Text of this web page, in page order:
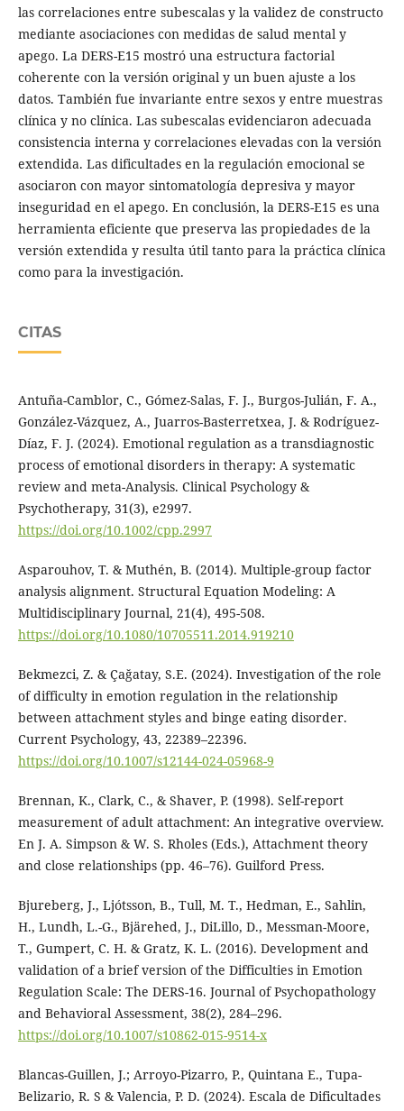
las correlaciones entre subescalas y la validez de constructo
mediante asociaciones con medidas de salud mental y
apego. La DERS-E15 mostró una estructura factorial
coherente con la versión original y un buen ajuste a los
datos. También fue invariante entre sexos y entre muestras
clínica y no clínica. Las subescalas evidenciaron adecuada
consistencia interna y correlaciones elevadas con la versión
extendida. Las dificultades en la regulación emocional se
asociaron con mayor sintomatología depresiva y mayor
inseguridad en el apego. En conclusión, la DERS-E15 es una
herramienta eficiente que preserva las propiedades de la
versión extendida y resulta útil tanto para la práctica clínica
como para la investigación.
CITAS
Antuña-Camblor, C., Gómez-Salas, F. J., Burgos-Julián, F. A.,
González-Vázquez, A., Juarros-Basterretxea, J. & Rodríguez-
Díaz, F. J. (2024). Emotional regulation as a transdiagnostic
process of emotional disorders in therapy: A systematic
review and meta-Analysis. Clinical Psychology &
Psychotherapy, 31(3), e2997.
https://doi.org/10.1002/cpp.2997
Asparouhov, T. & Muthén, B. (2014). Multiple-group factor
analysis alignment. Structural Equation Modeling: A
Multidisciplinary Journal, 21(4), 495-508.
https://doi.org/10.1080/10705511.2014.919210
Bekmezci, Z. & Çağatay, S.E. (2024). Investigation of the role
of difficulty in emotion regulation in the relationship
between attachment styles and binge eating disorder.
Current Psychology, 43, 22389–22396.
https://doi.org/10.1007/s12144-024-05968-9
Brennan, K., Clark, C., & Shaver, P. (1998). Self-report
measurement of adult attachment: An integrative overview.
En J. A. Simpson & W. S. Rholes (Eds.), Attachment theory
and close relationships (pp. 46–76). Guilford Press.
Bjureberg, J., Ljótsson, B., Tull, M. T., Hedman, E., Sahlin,
H., Lundh, L.-G., Bjärehed, J., DiLillo, D., Messman-Moore,
T., Gumpert, C. H. & Gratz, K. L. (2016). Development and
validation of a brief version of the Difficulties in Emotion
Regulation Scale: The DERS-16. Journal of Psychopathology
and Behavioral Assessment, 38(2), 284–296.
https://doi.org/10.1007/s10862-015-9514-x
Blancas-Guillen, J.; Arroyo-Pizarro, P., Quintana E., Tupa-
Belizario, R. S & Valencia, P. D. (2024). Escala de Dificultades